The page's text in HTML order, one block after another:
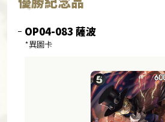
OP04-083 薩波
*異圖卡